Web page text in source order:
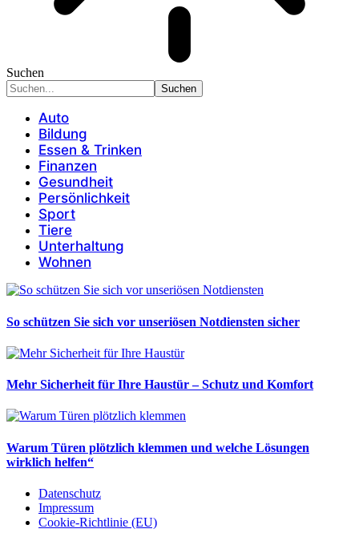
Suchen
Auto
Bildung
Essen & Trinken
Finanzen
Gesundheit
Persönlichkeit
Sport
Tiere
Unterhaltung
Wohnen
So schützen Sie sich vor unseriösen Notdiensten sicher
Mehr Sicherheit für Ihre Haustür – Schutz und Komfort
Warum Türen plötzlich klemmen und welche Lösungen
wirklich helfen“
Datenschutz
Impressum
Cookie-Richtlinie (EU)